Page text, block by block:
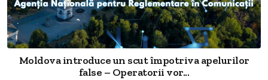
Moldova introduce un scut împotriva apelurilor
false – Operatorii vor...